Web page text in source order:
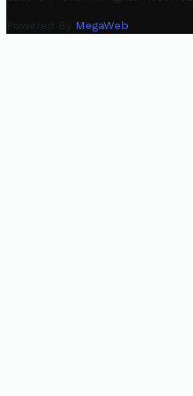
Powered By MegaWeb